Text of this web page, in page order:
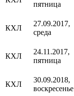
пятница
КХЛ
27.09.2017,
среда
КХЛ
24.11.2017,
пятница
КХЛ
30.09.2018,
воскресенье